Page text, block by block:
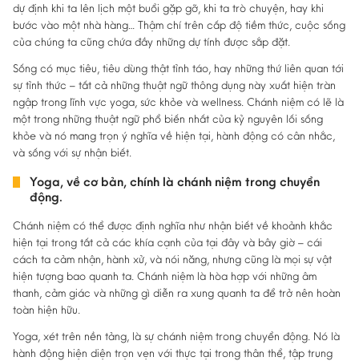
dự định khi ta lên lịch một buổi gặp gỡ, khi ta trò chuyện, hay khi
bước vào một nhà hàng… Thậm chí trên cấp độ tiềm thức, cuộc sống
của chúng ta cũng chứa đầy những dự tính được sắp đặt.
Sống có mục tiêu, tiêu dùng thật tỉnh táo, hay những thứ liên quan tới
sự tỉnh thức – tất cả những thuật ngữ thông dụng này xuất hiện tràn
ngập trong lĩnh vực yoga, sức khỏe và wellness. Chánh niệm có lẽ là
một trong những thuật ngữ phổ biến nhất của kỷ nguyên lối sống
khỏe và nó mang trọn ý nghĩa về hiện tại, hành động có cân nhắc,
và sống với sự nhận biết.
Yoga, về cơ bản, chính là chánh niệm trong chuyển
động.
Chánh niệm có thể được định nghĩa như nhận biết về khoảnh khắc
hiện tại trong tất cả các khía cạnh của tại đây và bây giờ – cái
cách ta cảm nhận, hành xử, và nói năng, nhưng cũng là mọi sự vật
hiện tượng bao quanh ta. Chánh niệm là hòa hợp với những âm
thanh, cảm giác và những gì diễn ra xung quanh ta để trở nên hoàn
toàn hiện hữu.
Yoga, xét trên nền tảng, là sự chánh niệm trong chuyển động. Nó là
hành động hiện diện trọn vẹn với thực tại trong thân thể, tập trung